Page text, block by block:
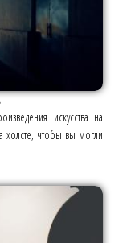
искусства на
холсте, чтобы вы могли